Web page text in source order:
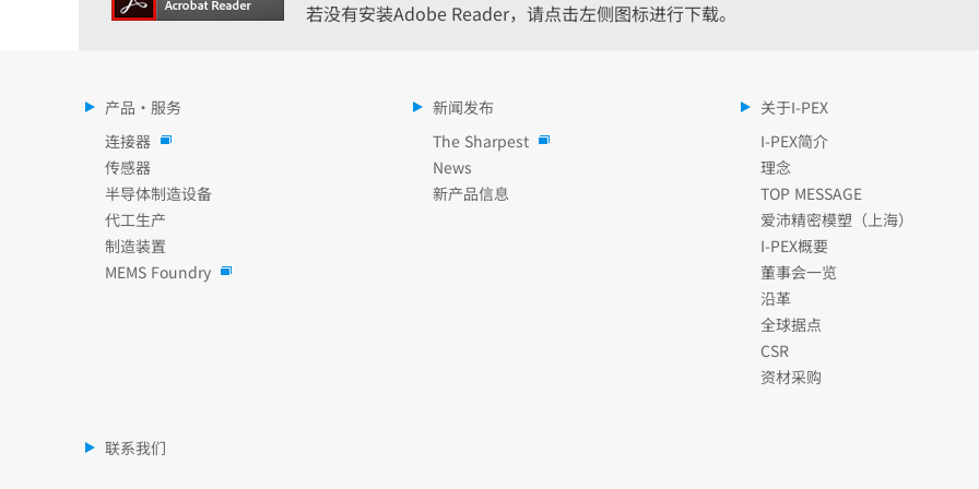
若没有安装Adobe Reader，请点击左侧图标进行下载。
产品・服务
连接器
传感器
半导体制造设备
代工生产
制造装置
MEMS Foundry
新闻发布
The Sharpest
News
新产品信息
关于I-PEX
I-PEX简介
理念
TOP MESSAGE
爱沛精密模塑（上海）
I-PEX概要
董事会一览
沿革
全球据点
CSR
资材采购
联系我们